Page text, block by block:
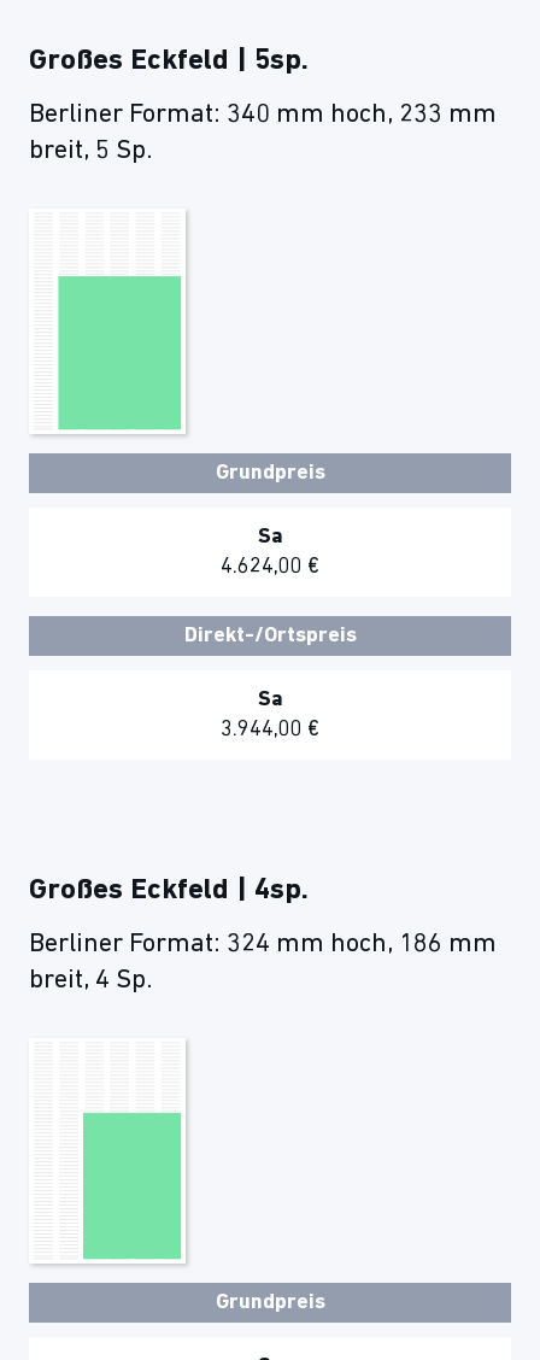
Großes Eckfeld | 5sp.
Berliner Format: 340 mm hoch, 233 mm
breit, 5 Sp.
Grundpreis
Sa
4.624,00 €
Direkt-/Ortspreis
Sa
3.944,00 €
Großes Eckfeld | 4sp.
Berliner Format: 324 mm hoch, 186 mm
breit, 4 Sp.
Grundpreis